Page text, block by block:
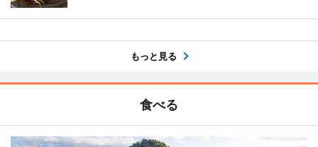
もっと見る
食べる